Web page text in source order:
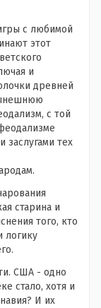
с любимой
этот
и
древней
с той
заслугами тех
старина и
того, кто
логику
США - одно
стало, хотя и
И их